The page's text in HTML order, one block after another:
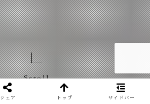
Scroll
シェア トップ サイドバー